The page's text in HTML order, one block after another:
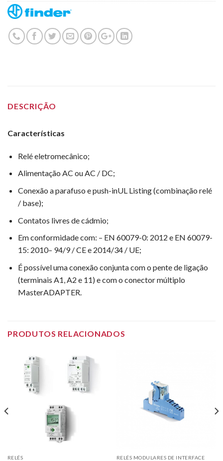
DESCRIÇÃO
Características
Relé eletromecânico;
Alimentação AC ou AC / DC;
Conexão a parafuso e push-inUL Listing (combinação relé
/ base);
Contatos livres de cádmio;
Em conformidade com: – EN 60079-0: 2012 e EN 60079-
15: 2010– 94/9 / CE e 2014/34 / UE;
É possível uma conexão conjunta com o pente de ligação
(terminais A1, A2 e 11) e com o conector múltiplo
MasterADAPTER.
PRODUTOS RELACIONADOS
RELÉS RELÉS MODULARES DE INTERFACE